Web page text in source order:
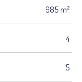
985 m²
4
5